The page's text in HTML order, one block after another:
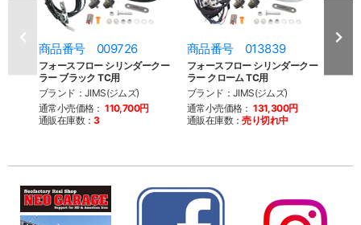
商品番号 009726
フォースフロー シリンダークー
ラー ブラック TC用
ブランド：JIMS(ジムズ)
通常小売価格： 110,700円
通販在庫数：3
商品番号 013839
フォースフロー シリンダークー
ラー クローム TC用
ブランド：JIMS(ジムズ)
通常小売価格： 131,300円
通販在庫数：売り切れ中
フロ